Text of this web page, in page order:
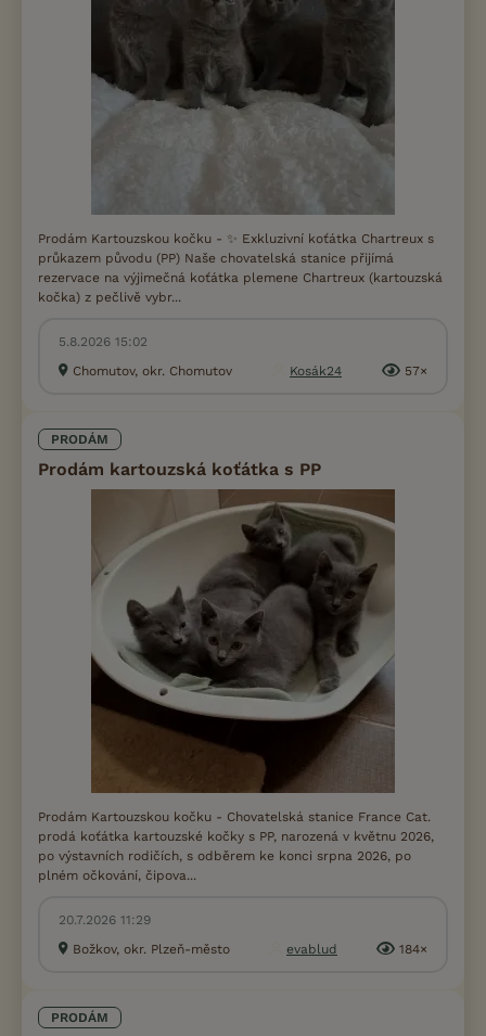
Prodám Kartouzskou kočku - ✨ Exkluzivní koťátka Chartreux s
průkazem původu (PP) Naše chovatelská stanice přijímá
rezervace na výjimečná koťátka plemene Chartreux (kartouzská
kočka) z pečlivě vybr...
5.8.2026 15:02
Chomutov, okr. Chomutov
Kosák24 57×
PRODÁM
Prodám kartouzská koťátka s PP
Prodám Kartouzskou kočku - Chovatelská stanice France Cat.
prodá koťátka kartouzské kočky s PP, narozená v květnu 2026,
po výstavních rodičích, s odběrem ke konci srpna 2026, po
plném očkování, čipova...
20.7.2026 11:29
Božkov, okr. Plzeň-město
evablud 184×
PRODÁM